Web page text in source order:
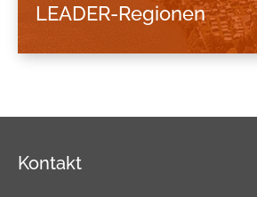
LEADER-Regionen
Kontakt